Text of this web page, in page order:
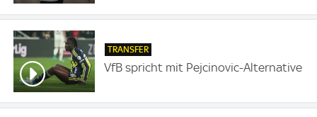
TRANSFER
VfB spricht mit Pejcinovic-Alternative